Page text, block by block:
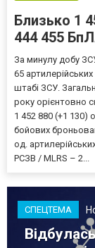
Близько 1
444 455
За минулу добу
65
штабі ЗСУ.
року орієнтовно
1 452 880 (+1 130)
бойових
од.
РСЗВ / MLRS – 2...
СПЕЦТЕМА